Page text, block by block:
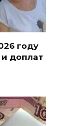
году
доплат